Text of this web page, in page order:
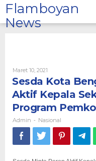
Lewati
ke
konten
Flamboyan
News
Maret 10, 2021
Admin
Sesda Kota
Aktif Kepala
Program
Admin - Nasional